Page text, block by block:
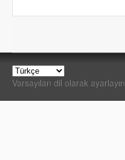
Varsayılan dil olarak ayarlayın